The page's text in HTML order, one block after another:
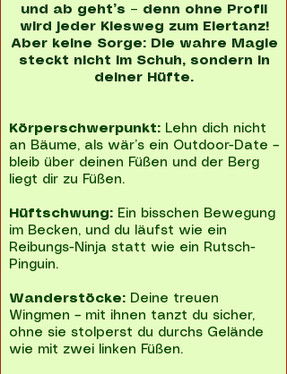
und ab geht’s – denn ohne Profil
wird jeder Kiesweg zum Eiertanz!
Aber keine Sorge: Die wahre Magie
steckt nicht im Schuh, sondern in
deiner Hüfte.
Körperschwerpunkt: Lehn dich nicht
an Bäume, als wär’s ein Outdoor-Date –
bleib über deinen Füßen und der Berg
liegt dir zu Füßen.
Hüftschwung: Ein bisschen Bewegung
im Becken, und du läufst wie ein
Reibungs-Ninja statt wie ein Rutsch-
Pinguin.
Wanderstöcke: Deine treuen
Wingmen – mit ihnen tanzt du sicher,
ohne sie stolperst du durchs Gelände
wie mit zwei linken Füßen.